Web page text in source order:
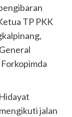
TP PKK
jalan